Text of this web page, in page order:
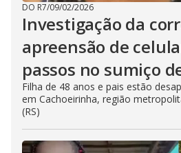
DO R7/09/02/2026
Investigação da
apreensão de
passos no sumiço
Filha de 48 anos e pais estão
em Cachoeirinha, região
(RS)